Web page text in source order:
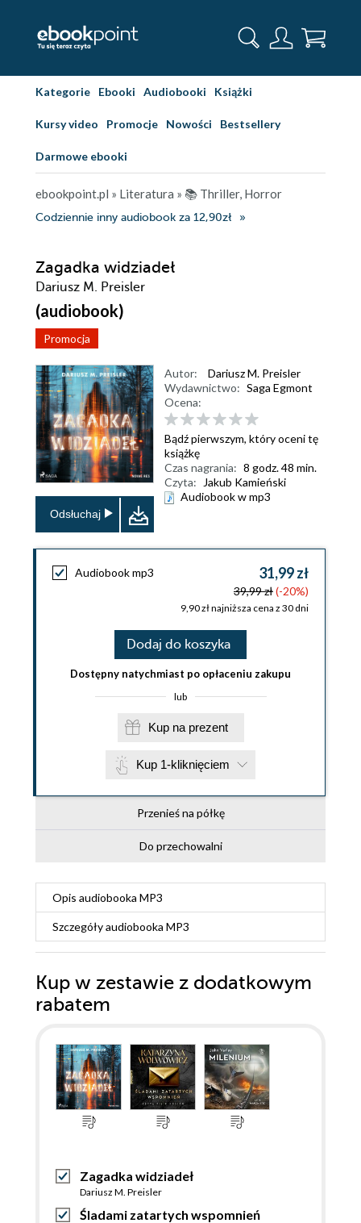
Kategorie Ebooki Audiobooki Książki
Kursy video Promocje Nowości Bestsellery
Darmowe ebooki
ebookpoint.pl » Literatura » 📚 Thriller, Horror
Codziennie inny audiobook za 12,90zł
Zagadka widziadeł
Dariusz M. Preisler
(audiobook)
Promocja
Odsłuchaj
Autor:
Dariusz M. Preisler
Wydawnictwo: Saga Egmont
Ocena:
Bądź pierwszym, który oceni tę
książkę
Czas nagrania: 8 godz. 48 min.
Czyta:
Jakub Kamieński
Audiobook w mp3
Audiobook mp3 31,99 zł
39,99 zł(-20%)
9,90 zł najniższa cena z 30 dni
Dodaj do koszyka
Dostępny natychmiast po opłaceniu zakupu
lub
Kup na prezent
Kup 1-kliknięciem
Przenieś na półkę
Do przechowalni
Opis audiobooka MP3
Szczegółyaudiobooka MP3
Kup w zestawie z dodatkowym
rabatem
Zagadka widziadeł
Dariusz M. Preisler
Śladami zatartych wspomnień